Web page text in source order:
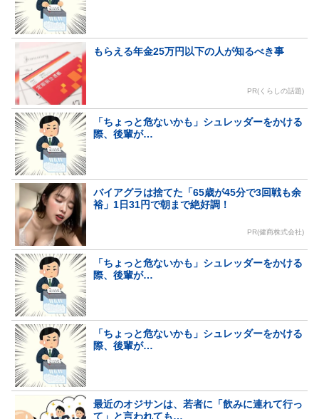
もらえる年金25万円以下の人が知るべき事
PR(くらしの話題)
「ちょっと危ないかも」シュレッダーをかける
際、後輩が…
バイアグラは捨てた「65歳が45分で3回戦も余
裕」1日31円で朝まで絶好調！
PR(健商株式会社)
「ちょっと危ないかも」シュレッダーをかける
際、後輩が…
「ちょっと危ないかも」シュレッダーをかける
際、後輩が…
最近のオジサンは、若者に「飲みに連れて行っ
て」と言われても…